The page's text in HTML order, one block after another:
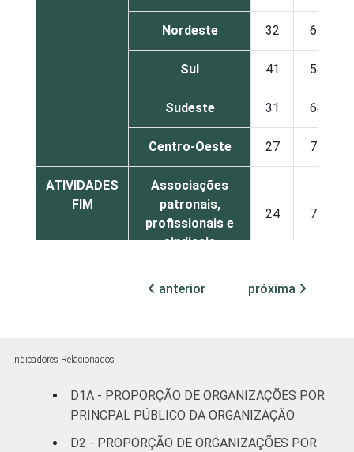
Nordeste 32 67
Sul 41 58
Sudeste 31 68
Centro-Oeste 27 71
ATIVIDADES
FIM
Associações
patronais,
profissionais e
sindicais
24 74
Cultura e
41
Desenvolvimento
e Defesa de
Direitos
41
anterior próxima
Indicadores Relacionados
D1A - PROPORÇÃO DE ORGANIZAÇÕES POR
PRINCPAL PÚBLICO DA ORGANIZAÇÃO
D2 - PROPORÇÃO DE ORGANIZAÇÕES POR